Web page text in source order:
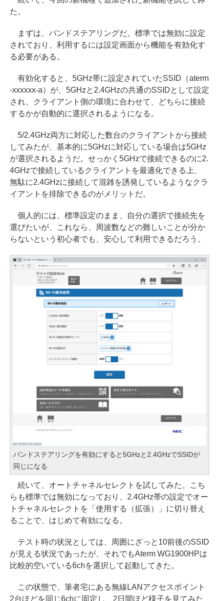
た。
まずは、バンドステアリングだ。標準では無効に設定
されており、利用するには設定画面から機能を有効化す
る必要がある。
有効化すると、5GHz帯に設定されていたSSID（aterm
-xxxxxx-a）が、5GHzと2.4GHzの共通のSSIDとして設定
され、クライアント側の環境に合わせて、どちらに接続
するかが自動的に選択されるようになる。
5/2.4GHz両方に対応した数台のクライアントから接続
してみたが、基本的に5GHzに対応している場合は5GHz
が選択されるようだ。せっかく5GHzで接続できるのに2.
4GHzで接続しているクライアントを最適化できる上、
無駄に2.4GHzに接続して混雑を誘発しているようなクラ
イアントを排除できるのがメリットだ。
個人的には、標準設定のまま、自分の選択で接続先を
選びたいが、これなら、周波数などの難しいことが分か
らないという初心者でも、安心して利用できるだろう。
バンドステアリングを有効にすると5GHzと2.4GHzでSSIDが
同じになる
続いて、オートチャネルセレクトを試してみた。こち
らも標準では無効になっており、2.4GHz帯の設定でオー
トチャネルセレクトを「使用する（拡張）」に切り替え
ることで、はじめて有効になる。
テスト時の状況としては、周囲にざっと10前後のSSID
が見える状況であったが、それでもAterm WG1900HPは
比較的空いている6chを選択して起動してきた。
この状態で、筆者宅にある無線LANアクセスポイント
2台ほどを同じ6chに固定し、2日間ほど様子を見てみた